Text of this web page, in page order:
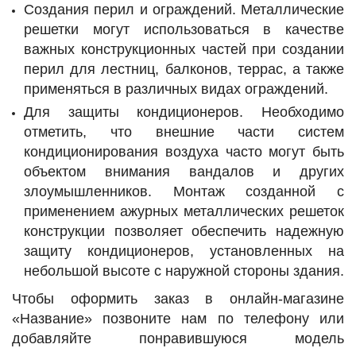
Создания перил и ограждений. Металлические
решетки могут использоваться в качестве
важных конструкционных частей при создании
перил для лестниц, балконов, террас, а также
применяться в различных видах ограждений.
Для защиты кондиционеров. Необходимо
отметить, что внешние части систем
кондиционирования воздуха часто могут быть
объектом внимания вандалов и других
злоумышленников. Монтаж созданной с
применением ажурных металлических решеток
конструкции позволяет обеспечить надежную
защиту кондиционеров, установленных на
небольшой высоте с наружной стороны здания.
Чтобы оформить заказ в онлайн-магазине
«Название» позвоните нам по телефону или
добавляйте понравившуюся модель